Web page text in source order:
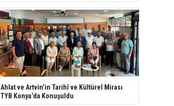
Ahlat ve Artvin’in Tarihî ve Kültürel Mirası
TYB Konya’da Konuşuldu